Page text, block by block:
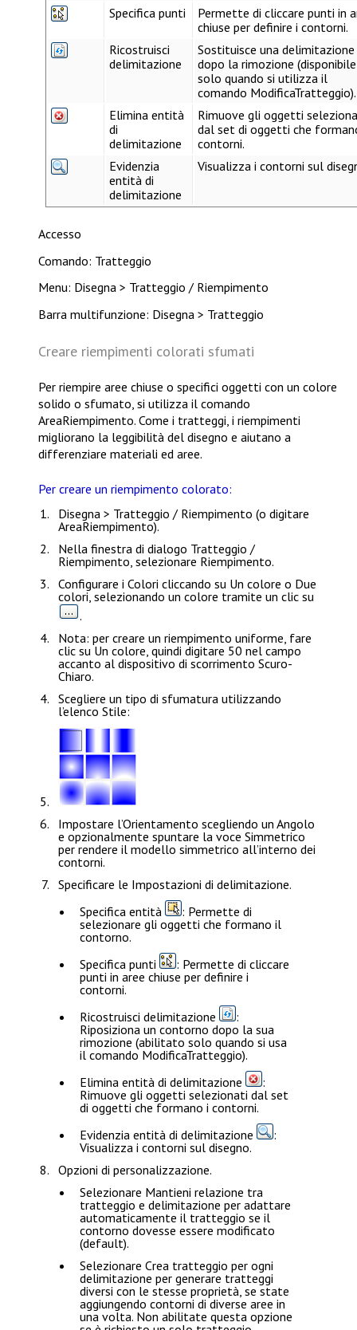
Specifica punti
Permette di cliccare punti in
chiuse per definire i contorni.
Ricostruisci
delimitazione
Sostituisce una delimitazione
dopo la rimozione (disponibile
solo quando si utilizza il
comando ModificaTratteggio).
Elimina entità
di
delimitazione
Rimuove gli oggetti
dal set di oggetti che
contorni.
Evidenzia
entità di
delimitazione
Visualizza i contorni sul
Accesso
Comando: Tratteggio
Menu: Disegna > Tratteggio / Riempimento
Barra multifunzione: Disegna > Tratteggio
Creare riempimenti colorati sfumati
Per riempire aree chiuse o specifici oggetti con un colore
solido o sfumato, si utilizza il comando
AreaRiempimento. Come i tratteggi, i riempimenti
migliorano la leggibilità del disegno e aiutano a
differenziare materiali ed aree.
Per creare un riempimento colorato:
Disegna > Tratteggio / Riempimento (o digitare
AreaRiempimento).
Nella finestra di dialogo Tratteggio /
Riempimento, selezionare Riempimento.
Configurare iColori cliccando su Un coloreo Due
colori, selezionando un colore tramite un clic su
.
Nota: per creare un riempimento uniforme, fare
clic su Un colore, quindi digitare 50 nel campo
accanto al dispositivo di scorrimentoScuro-
Chiaro.
Scegliere un tipo di sfumatura utilizzando
l’elencoStile:
Impostare l’Orientamento scegliendo unAngolo
e opzionalmente spuntare la voceSimmetrico
per rendere il modello simmetrico all’interno dei
contorni.
Specificare le Impostazioni di delimitazione.
Specifica entità
: Permette di
selezionare gli oggetti che formano il
contorno.
Specifica punti
: Permette di cliccare
punti in aree chiuse per definire i
contorni.
Ricostruisci delimitazione
:
Riposiziona un contorno dopo la sua
rimozione (abilitato solo quando si usa
il comando ModificaTratteggio).
Elimina entità di delimitazione
:
Rimuove gli oggetti selezionati dal set
di oggetti che formano i contorni.
Evidenzia entità di delimitazione
:
Visualizza i contorni sul disegno.
Opzioni di personalizzazione.
Selezionare Mantieni relazione tra
tratteggio e delimitazione per adattare
automaticamente il tratteggio se il
contorno dovesse essere modificato
(default).
SelezionareCrea tratteggio per ogni
delimitazione per generare tratteggi
diversi con le stesse proprietà, se state
aggiungendo contorni di diverse aree in
una volta. Non abilitate questa opzione